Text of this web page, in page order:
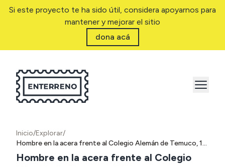
Si este proyecto te ha sido útil, considera apoyarnos para
mantener y mejorar el sitio
dona acá
Inicio/Explorar/
Hombre en la acera frente al Colegio Alemán de Temuco, 1928
Hombre en la acera frente al Colegio